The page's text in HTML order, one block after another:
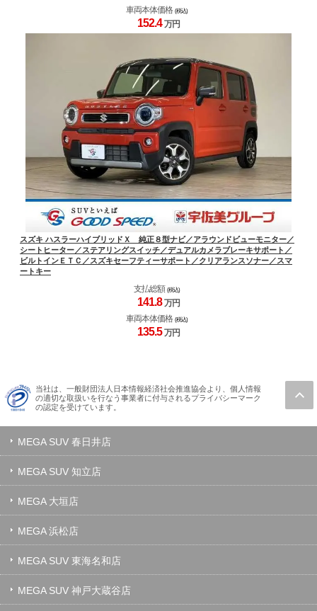
車両本体価格 (税込)
152.4 万円
スズキ ハスラーハイブリッドＸ 純正８型ナビ／アラウンドビューモニター／
シートヒーター／ステアリングスイッチ／デュアルカメラブレーキサポート／
ビルトインＥＴＣ／スズキセーフティーサポート／クリアランスソナー／スマ
ートキー
支払総額 (税込)
141.8 万円
車両本体価格 (税込)
135.5 万円
当社は、一般財団法人日本情報経済社会推進協会より、個人情報
の適切な取扱いを行なう事業者に付与されるプライバシーマーク
の認定を受けています。
MEGA SUV 春日井店
MEGA SUV 知立店
MEGA 大垣店
MEGA 浜松店
MEGA SUV 東海名和店
MEGA SUV 神戸大蔵谷店